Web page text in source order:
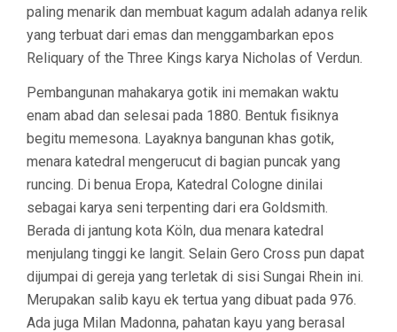
paling menarik dan membuat kagum adalah adanya relik
yang terbuat dari emas dan menggambarkan epos
Reliquary of the Three Kings karya Nicholas of Verdun.
Pembangunan mahakarya gotik ini memakan waktu
enam abad dan selesai pada 1880. Bentuk fisiknya
begitu memesona. Layaknya bangunan khas gotik,
menara katedral mengerucut di bagian puncak yang
runcing. Di benua Eropa, Katedral Cologne dinilai
sebagai karya seni terpenting dari era Goldsmith.
Berada di jantung kota Köln, dua menara katedral
menjulang tinggi ke langit. Selain Gero Cross pun dapat
dijumpai di gereja yang terletak di sisi Sungai Rhein ini.
Merupakan salib kayu ek tertua yang dibuat pada 976.
Ada juga Milan Madonna, pahatan kayu yang berasal